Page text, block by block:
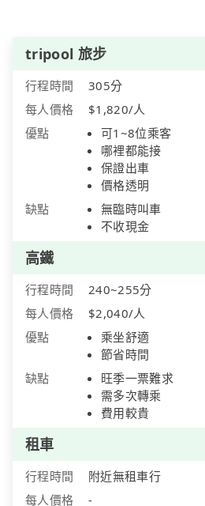
tripool 旅步
行程時間
305分
每人價格
$1,820/人
優點
可1~8位乘客
哪裡都能接
保證出車
價格透明
缺點
無臨時叫車
不收現金
高鐵
行程時間
240~255分
每人價格
$2,040/人
優點
乘坐舒適
節省時間
缺點
旺季一票難求
需多次轉乘
費用較貴
租車
行程時間
附近無租車行
每人價格
-